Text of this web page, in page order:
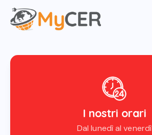
I nostri orari
Dal lunedì al venerdì